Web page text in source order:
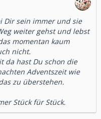
Dir sein immer und sie
weiter gehst und lebst
momentan kaum
nicht.
da hast Du schon die
Adventszeit wie
zu überstehen.
Stück für Stück.